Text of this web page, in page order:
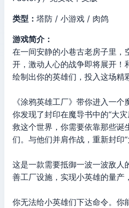
类型： 塔防 / 小游戏 / 肉鸽
游戏简介：
在一间安静的小巷古老房子里，
开，激动人心的战争即将展开！
绘制出你的英雄们，投入这场精
《涂鸦英雄工厂》带你进入一个
你发现了封印在魔导书中的“大
救这个世界，你需要依靠那些诞
们。与他们并肩作战，重新封印“
这是一款需要抵御一波一波敌人
善工厂设施，实现小英雄的量产
你无法给小英雄们下达命令。你